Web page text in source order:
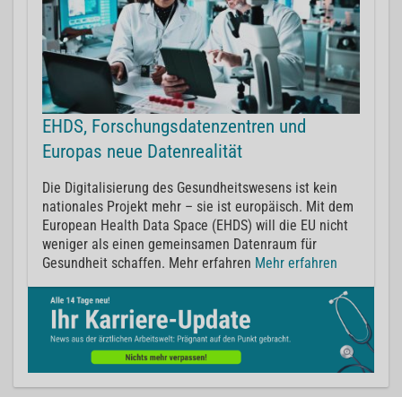
EHDS, Forschungsdatenzentren und
Europas neue Datenrealität
Die Digitalisierung des Gesundheitswesens ist kein
nationales Projekt mehr – sie ist europäisch. Mit dem
European Health Data Space (EHDS) will die EU nicht
weniger als einen gemeinsamen Datenraum für
Gesundheit schaffen. Mehr erfahren Mehr erfahren